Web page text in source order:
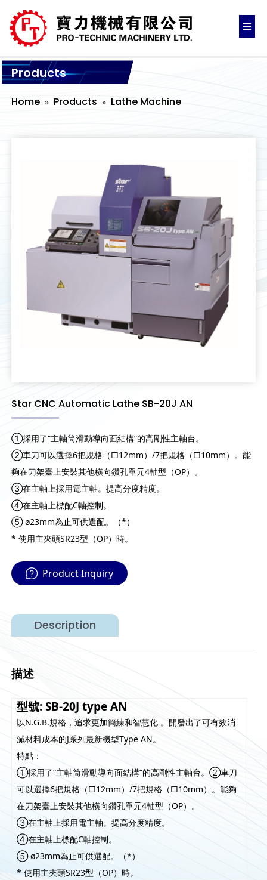
Products
Home Products Lathe Machine
Star CNC Automatic Lathe SB-20J AN
①採用了“主軸筒滑動導向面結構”的高剛性主軸台。
②車刀可以選擇6把規格（□12mm）/7把規格（□10mm）。能
夠在刀架臺上安裝其他橫向鑽孔單元4軸型（OP）。
③在主軸上採用電主軸。提高分度精度。
④在主軸上標配C軸控制。
⑤ ø23mm為止可供選配。（*）
* 使用主夾頭SR23型（OP）時。
Product Inquiry
Description
描述
型號: SB-20J type AN
以N.G.B.規格，追求更加簡練和智慧化 。開發出了可有效消
減材料成本的J系列最新機型Type AN。
特點：
①採用了“主軸筒滑動導向面結構”的高剛性主軸台。②車刀
可以選擇6把規格（□12mm）/7把規格（□10mm）。能夠
在刀架臺上安裝其他橫向鑽孔單元4軸型（OP）。
③在主軸上採用電主軸。提高分度精度。
④在主軸上標配C軸控制。
⑤ ø23mm為止可供選配。（*）
* 使用主夾頭SR23型（OP）時。